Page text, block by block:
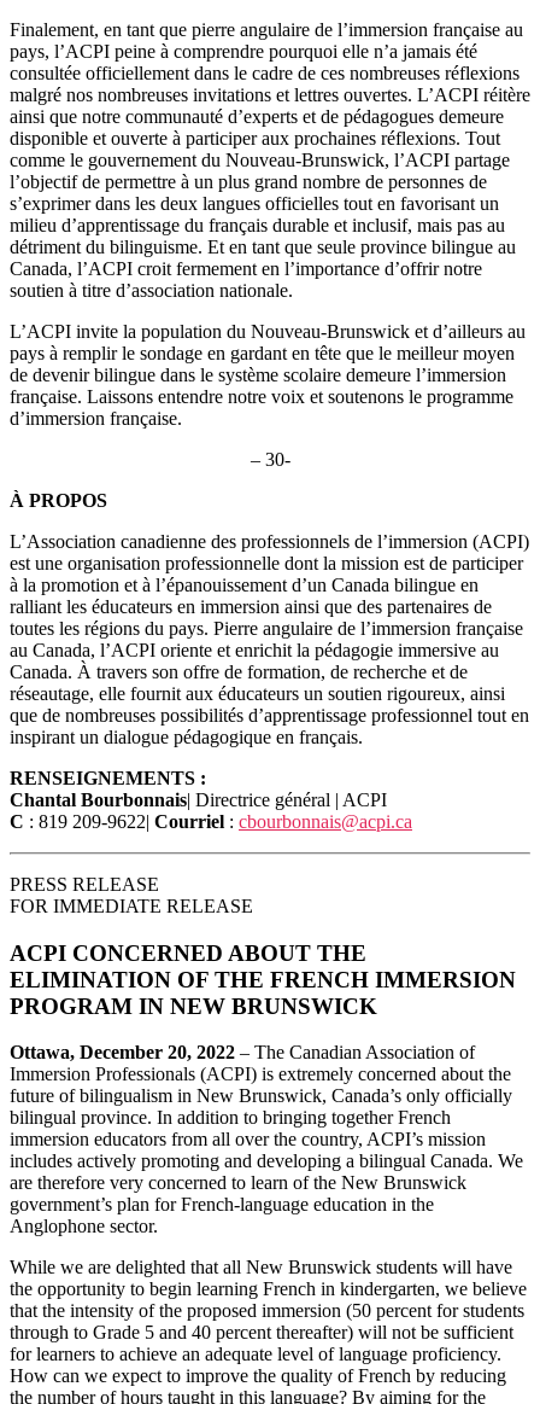
Finalement, en tant que pierre angulaire de l’immersion française au
pays, l’ACPI peine à comprendre pourquoi elle n’a jamais été
consultée officiellement dans le cadre de ces nombreuses réflexions
malgré nos nombreuses invitations et lettres ouvertes. L’ACPI réitère
ainsi que notre communauté d’experts et de pédagogues demeure
disponible et ouverte à participer aux prochaines réflexions. Tout
comme le gouvernement du Nouveau-Brunswick, l’ACPI partage
l’objectif de permettre à un plus grand nombre de personnes de
s’exprimer dans les deux langues officielles tout en favorisant un
milieu d’apprentissage du français durable et inclusif, mais pas au
détriment du bilinguisme. Et en tant que seule province bilingue au
Canada, l’ACPI croit fermement en l’importance d’offrir notre
soutien à titre d’association nationale.
L’ACPI invite la population du Nouveau-Brunswick et d’ailleurs au
pays à remplir le sondage en gardant en tête que le meilleur moyen
de devenir bilingue dans le système scolaire demeure l’immersion
française. Laissons entendre notre voix et soutenons le programme
d’immersion française.
– 30-
À PROPOS
L’Association canadienne des professionnels de l’immersion (ACPI)
est une organisation professionnelle dont la mission est de participer
à la promotion et à l’épanouissement d’un Canada bilingue en
ralliant les éducateurs en immersion ainsi que des partenaires de
toutes les régions du pays. Pierre angulaire de l’immersion française
au Canada, l’ACPI oriente et enrichit la pédagogie immersive au
Canada. À travers son offre de formation, de recherche et de
réseautage, elle fournit aux éducateurs un soutien rigoureux, ainsi
que de nombreuses possibilités d’apprentissage professionnel tout en
inspirant un dialogue pédagogique en français.
RENSEIGNEMENTS :
Chantal Bourbonnais| Directrice général | ACPI
C : 819 209-9622| Courriel : cbourbonnais@acpi.ca
PRESS RELEASE
FOR IMMEDIATE RELEASE
ACPI CONCERNED ABOUT THE
ELIMINATION OF THE FRENCH IMMERSION
PROGRAM IN NEW BRUNSWICK
Ottawa, December 20, 2022 – The Canadian Association of
Immersion Professionals (ACPI) is extremely concerned about the
future of bilingualism in New Brunswick, Canada’s only officially
bilingual province. In addition to bringing together French
immersion educators from all over the country, ACPI’s mission
includes actively promoting and developing a bilingual Canada. We
are therefore very concerned to learn of the New Brunswick
government’s plan for French-language education in the
Anglophone sector.
While we are delighted that all New Brunswick students will have
the opportunity to begin learning French in kindergarten, we believe
that the intensity of the proposed immersion (50 percent for students
through to Grade 5 and 40 percent thereafter) will not be sufficient
for learners to achieve an adequate level of language proficiency.
How can we expect to improve the quality of French by reducing
the number of hours taught in this language? By aiming for the